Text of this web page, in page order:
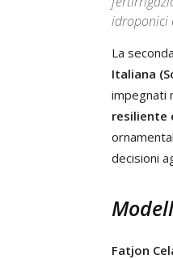
idroponici
La
Italiana
impegnati
resiliente
decisioni
Fatjon